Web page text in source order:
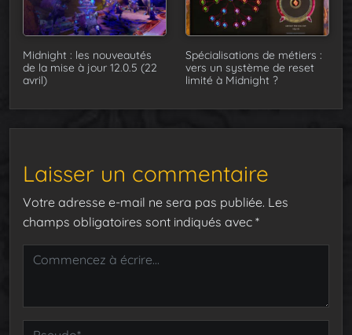
Midnight : les nouveautés
de la mise à jour 12.0.5 (22
avril)
Spécialisations de métiers :
vers un système de reset
limité à Midnight ?
Laisser un commentaire
Votre adresse e-mail ne sera pas publiée. Les
champs obligatoires sont indiqués avec *